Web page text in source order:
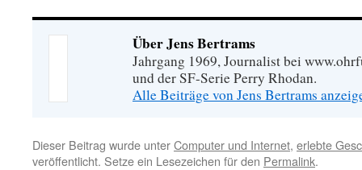
Über Jens Bertrams
Jahrgang 1969, Journalist bei
und der SF-Serie Perry Rhodan.
Alle Beiträge von Jens Bertrams
Dieser Beitrag wurde unterComputer und Internet, erlebte
veröffentlicht. Setze ein Lesezeichen für den Permalink.